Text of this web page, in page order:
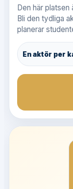
Den här
Bli den tydliga
planerar
En aktör per